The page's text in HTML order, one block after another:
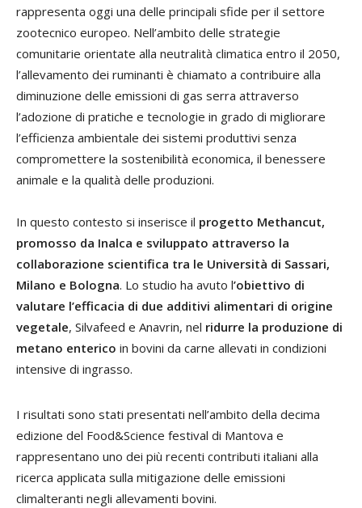
rappresenta oggi una delle principali sfide per il settore
zootecnico europeo. Nell’ambito delle strategie
comunitarie orientate alla neutralità climatica entro il 2050,
l’allevamento dei ruminanti è chiamato a contribuire alla
diminuzione delle emissioni di gas serra attraverso
l’adozione di pratiche e tecnologie in grado di migliorare
l’efficienza ambientale dei sistemi produttivi senza
compromettere la sostenibilità economica, il benessere
animale e la qualità delle produzioni.
In questo contesto si inserisce il progetto Methancut,
promosso da Inalca e sviluppato attraverso la
collaborazione scientifica tra le Università di Sassari,
Milano e Bologna. Lo studio ha avuto l’obiettivo di
valutare l’efficacia di due additivi alimentari di origine
vegetale, Silvafeed e Anavrin, nel ridurre la produzione di
metano enterico in bovini da carne allevati in condizioni
intensive di ingrasso.
I risultati sono stati presentati nell’ambito della decima
edizione del Food&Science festival di Mantova e
rappresentano uno dei più recenti contributi italiani alla
ricerca applicata sulla mitigazione delle emissioni
climalteranti negli allevamenti bovini.